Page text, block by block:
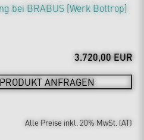
bei BRABUS [Werk Bottrop]
3.720,00 EUR
PRODUKT ANFRAGEN
Alle Preise inkl. 20% MwSt. (AT)